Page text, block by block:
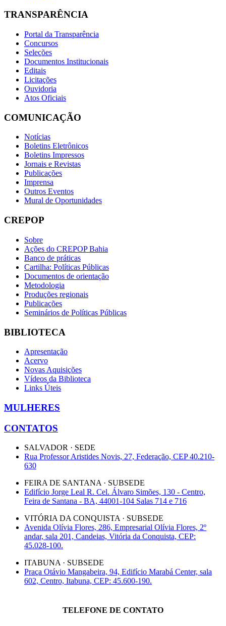
TRANSPARÊNCIA
Portal da Transparência
Concursos
Seleções
Documentos Institucionais
Editais
Licitações
Ouvidoria
Atos Oficiais
COMUNICAÇÃO
Notícias
Boletins Eletrônicos
Boletins Impressos
Jornais e Revistas
Publicações
Imprensa
Outros Eventos
Mural de Oportunidades
CREPOP
Sobre
Ações do CREPOP Bahia
Banco de práticas
Cartilha: Políticas Públicas
Documentos de orientação
Metodologia
Produções regionais
Publicações
Seminários de Políticas Públicas
BIBLIOTECA
Apresentação
Acervo
Novas Aquisições
Vídeos da Biblioteca
Links Úteis
MULHERES
CONTATOS
SALVADOR · SEDE
Rua Professor Aristides Novis, 27, Federação, CEP 40.210-
630
FEIRA DE SANTANA · SUBSEDE
Edifício Jorge Leal R. Cel. Álvaro Simões, 130 - Centro,
Feira de Santana - BA, 44001-104 Salas 714 e 716
VITÓRIA DA CONQUISTA · SUBSEDE
Avenida Olívia Flores, 286, Empresarial Olívia Flores, 2º
andar, sala 201, Candeias, Vitória da Conquista, CEP:
45.028-100.
ITABUNA · SUBSEDE
Praça Otávio Mangabeira, 94, Edifício Marabá Center, sala
602, Centro, Itabuna, CEP: 45.600-190.
TELEFONE DE CONTATO